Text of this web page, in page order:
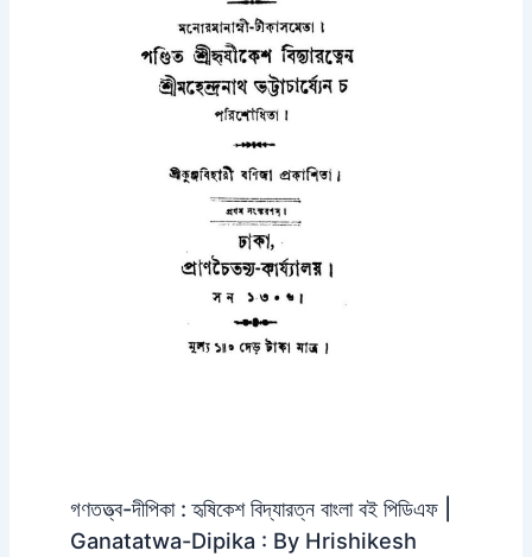
গণতত্ত্ব-দীপিকা : হৃষিকেশ বিদ্যারত্ন বাংলা বই পিডিএফ |
Ganatatwa-Dipika : By Hrishikesh